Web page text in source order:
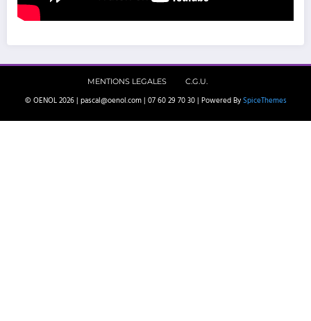
MENTIONS LEGALES C.G.U.
© OENOL 2026 | pascal@oenol.com | 07 60 29 70 30 | Powered By SpiceThemes